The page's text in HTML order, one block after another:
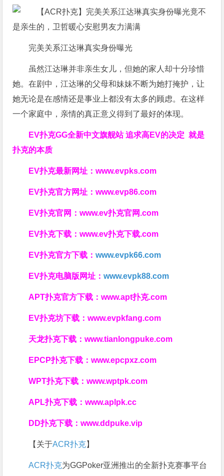
完美关系江达琳真实身份曝光
虽然江达琳并非亲生女儿，但她的家人却十分珍惜
她。在剧中，江达琳的父母和妹妹不断为她打掩护，让
她无论是在感情还是事业上都没有太多的顾虑。在这样
一个家庭中，亲情的真正意义得到了最好的体现。
EV扑克GG全新中文旗舰站追求高EV的决定就是
扑克的本质
EV扑克最新网址：www.evpks.com
EV扑克官方网址：www.evp86.com
EV扑克官网：www.ev扑克官网.com
EV扑克下载：www.ev扑克下载.com
EV扑克官方下载：www.evpk66.com
EV扑克电脑版网址：www.evpk88.com
APT扑克官方下载：www.apt扑克.com
EV扑克坊下载：www.evpkfang.com
天龙扑克下载：www.tianlongpuke.com
EPCP扑克下载：www.epcpxz.com
WPT扑克下载：www.wptpk.com
APL扑克下载：www.aplpk.cc
DD扑克下载：www.ddpuke.vip
【关于ACR扑克】
ACR扑克为GGPoker亚洲推出的全新扑克赛事平台